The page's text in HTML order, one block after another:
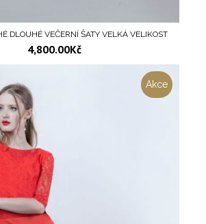
DLOUHÉ VEČERNÍ ŠATY VELKÁ VELIKOST
4,800.00Kč
Akce